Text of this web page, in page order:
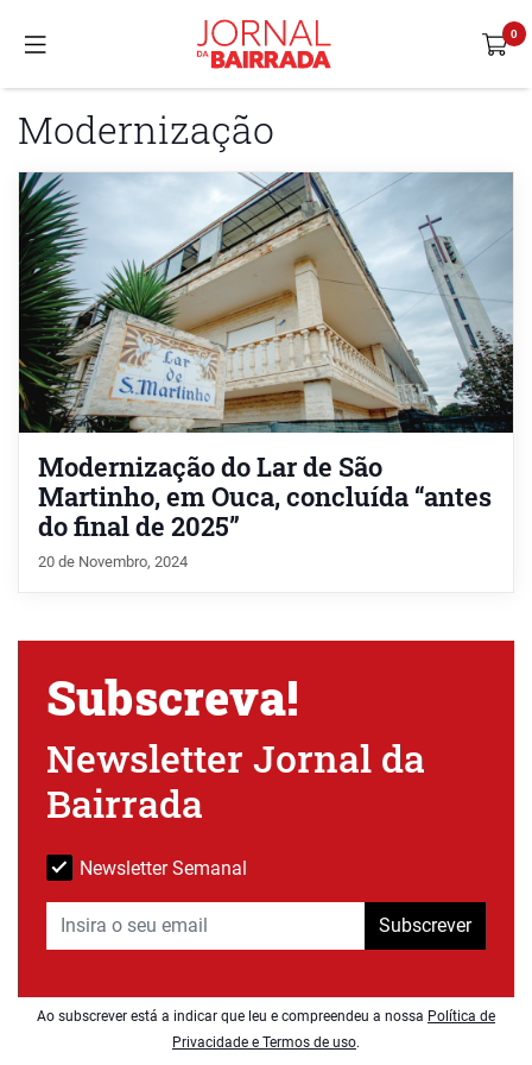
Modernização
Modernização do Lar de São
Martinho, em Ouca, concluída “antes
do final de 2025”
20 de Novembro, 2024
Subscreva!
Newsletter Jornal da
Bairrada
Newsletter Semanal
Subscrever
Ao subscrever está a indicar que leu e compreendeu a nossa Política de
Privacidade e Termos de uso.